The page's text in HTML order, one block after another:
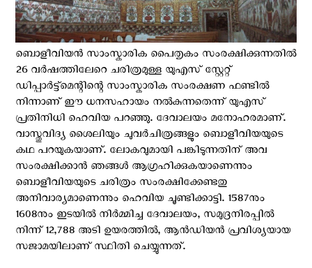
ബൊളീവിയൻ സാംസ്കാരിക പൈതൃകം സംരക്ഷിക്കുന്നതിൽ
26 വർഷത്തിലേറെ ചരിത്രമുള്ള യുഎസ് സ്റ്റേറ്റ്
ഡിപ്പാർട്ട്മെന്റിന്റെ സാംസ്കാരിക സംരക്ഷണ ഫണ്ടിൽ
നിന്നാണ് ഈ ധനസഹായം നല്‍കുന്നതെന്ന് യു‌എസ്
പ്രതിനിധി ഹെവിയ പറഞ്ഞു. ദേവാലയം മനോഹരമാണ്.
വാസ്തുവിദ്യ ശൈലിയും ചുവർചിത്രങ്ങളും ബൊളീവിയയുടെ
കഥ പറയുകയാണ്. ലോകവുമായി പങ്കിടുന്നതിന് അവ
സംരക്ഷിക്കാൻ ഞങ്ങൾ ആഗ്രഹിക്കുകയാണെന്നും
ബൊളീവിയയുടെ ചരിത്രം സംരക്ഷിക്കേണ്ടതു
അനിവാര്യമാണെന്നും ഹെവിയ ചൂണ്ടിക്കാട്ടി. 1587നും
1608നും ഇടയിൽ നിർമ്മിച്ച ദേവാലയം, സമുദ്രനിരപ്പിൽ
നിന്ന് 12,788 അടി ഉയരത്തിൽ, ആൻഡിയൻ പ്രവിശ്യയായ
സജാമയിലാണ് സ്ഥിതി ചെയ്യുന്നത്.